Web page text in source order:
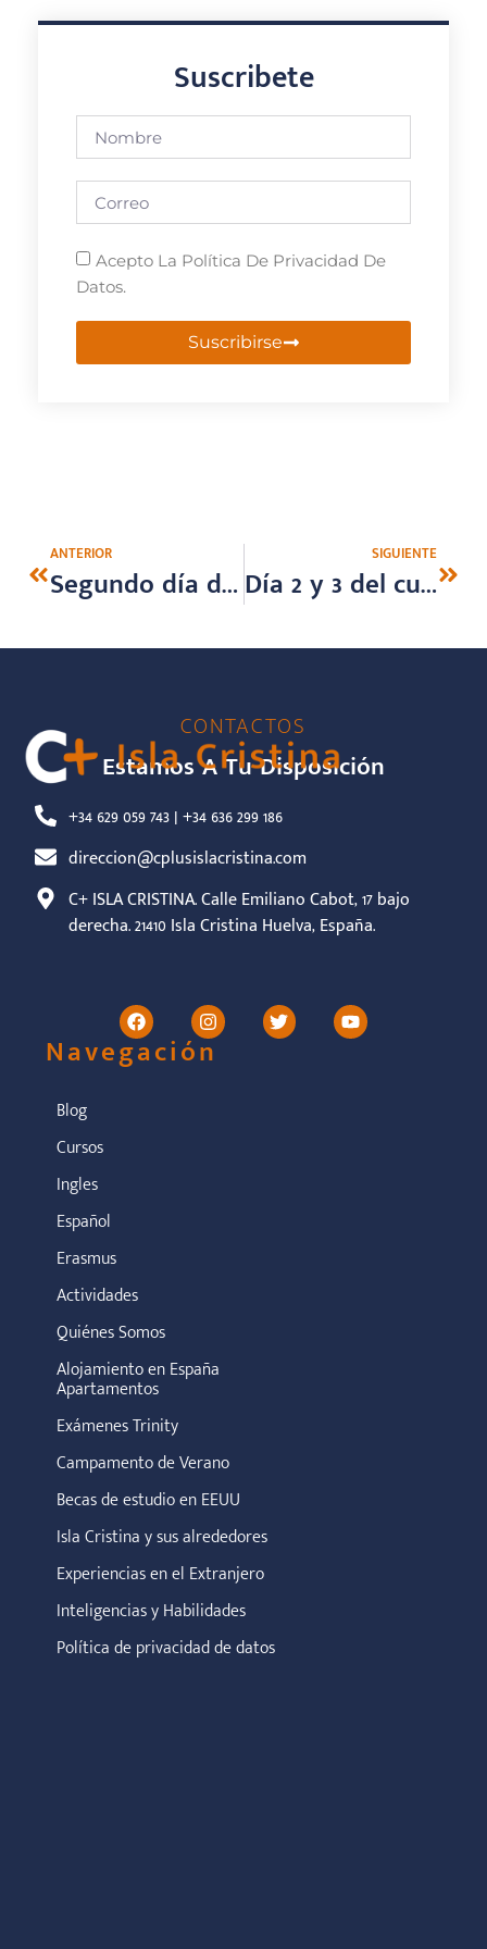
Suscribete
Acepto La Política De Privacidad De
Datos.
Suscribirse
ANTERIOR
Segundo día de C+ se Mueve por Europa en Malta
SIGUIENTE
Día 2 y 3 del curso en Soft Skills en Malta
CONTACTOS
Estamos A Tu Disposición
+34 629 059 743 | +34 636 299 186
direccion@cplusislacristina.com
C+ ISLA CRISTINA. Calle Emiliano Cabot, 17 bajo
derecha. 21410 Isla Cristina Huelva, España.
Navegación
Blog
Cursos
Ingles
Español
Erasmus
Actividades
Quiénes Somos
Alojamiento en España
Apartamentos
Exámenes Trinity
Campamento de Verano
Becas de estudio en EEUU
Isla Cristina y sus alrededores
Experiencias en el Extranjero
Inteligencias y Habilidades
Política de privacidad de datos